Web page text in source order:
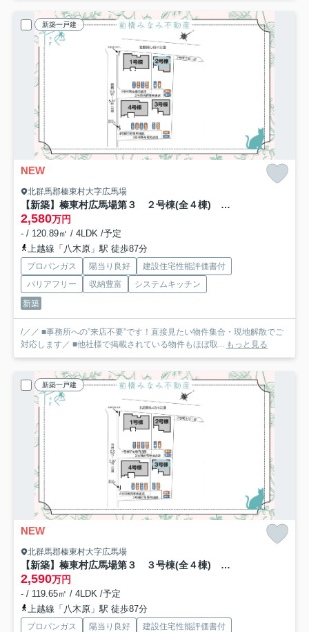
新築一戸建
NEW
北群馬郡榛東村大字広馬場
【新築】榛東村広馬場第３ ２号棟(全４棟) クリエートの家 新築建売分譲
2,580万円
- / 120.89㎡ / 4LDK /予定
上越線「八木原」駅 徒歩87分
プロパンガス 陽当り良好
建設住宅性能評価書付
バリアフリー
収納豊富
システムキッチン
新築
/／／ ■事務所への”来店不要”です！直接見たい物件集合・現地解散でご
対応します／ ■他社様で掲載されている物件もほぼ取...
もっと見る
新築一戸建
NEW
北群馬郡榛東村大字広馬場
【新築】榛東村広馬場第３ ３号棟(全４棟) クリエートの家 新築建売分譲
2,590万円
- / 119.65㎡ / 4LDK /予定
上越線「八木原」駅 徒歩87分
プロパンガス 陽当り良好
建設住宅性能評価書付